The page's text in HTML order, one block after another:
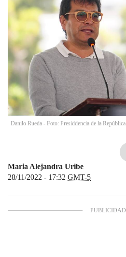
Danilo Rueda - Foto: Presiddencia de la República
Maria Alejandra Uribe
28/11/2022 - 17:32 GMT-5